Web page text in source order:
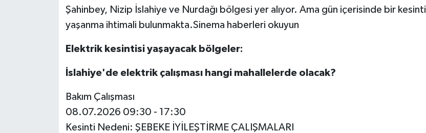
Şahinbey, Nizip İslahiye ve Nurdağı bölgesi yer alıyor. Ama gün içerisinde bir kesinti
yaşanma ihtimali bulunmakta.Sinema haberleri okuyun
Elektrik kesintisi yaşayacak bölgeler:
İslahiye'de elektrik çalışması hangi mahallelerde olacak?
Bakım Çalışması
08.07.2026 09:30 - 17:30
Kesinti Nedeni: ŞEBEKE İYİLEŞTİRME ÇALIŞMALARI
Yeme-İçme